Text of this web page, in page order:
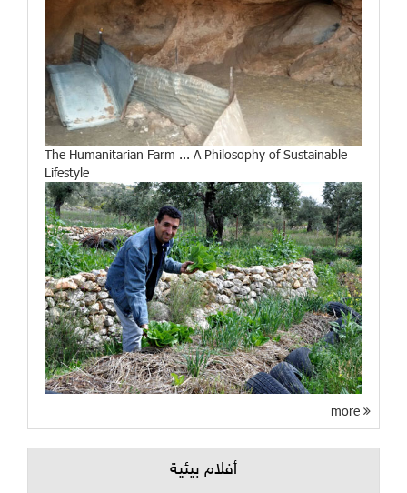
The Humanitarian Farm ... A Philosophy of Sustainable
Lifestyle
أفلام بيئية